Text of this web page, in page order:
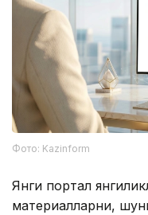
Фото: Kazinform
Янги портал
материалларни,